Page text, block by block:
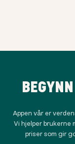
Appen vår er
Vi hjelper brukerne
priser som gir